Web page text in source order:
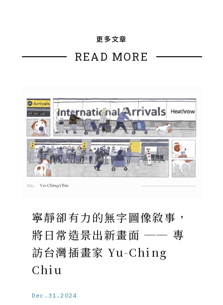
更多文章
READ MORE
寧靜卻有力的無字圖像敘事，
將日常造景出新畫面 ── 專
訪台灣插畫家 Yu-Ching
Chiu
Dec.31.2024